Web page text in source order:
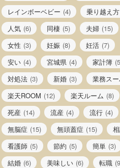
レインボーベビー (4) 乗り越え方
人気 (6) 同棲 (5) 夫婦 (15)
女性 (3) 妊娠 (8) 妊活 (7)
安い (4) 宮城県 (4) 家計簿
対処法 (3) 新婚 (3) 業務ス
楽天ROOM (12) 楽天ルーム (8)
死産 (14) 流産 (4) 流行 (4)
無脳症 (15) 無頭蓋症 (15)
看護師 (5) 節約 (5) 簡単 (3)
結婚 (6) 美味しい (6) 転職